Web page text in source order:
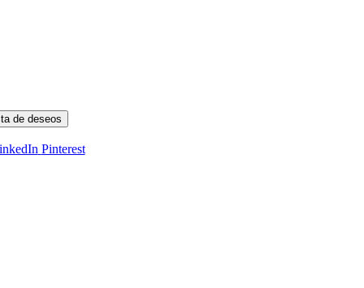
de deseos
Pinterest